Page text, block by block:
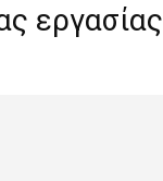
εργασίας